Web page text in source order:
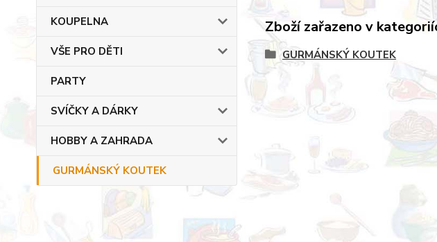
KOUPELNA
VŠE PRO DĚTI
PARTY
SVÍČKY A DÁRKY
HOBBY A ZAHRADA
GURMÁNSKÝ KOUTEK
Zboží zařazeno v
GURMÁNSKÝ KOUTEK